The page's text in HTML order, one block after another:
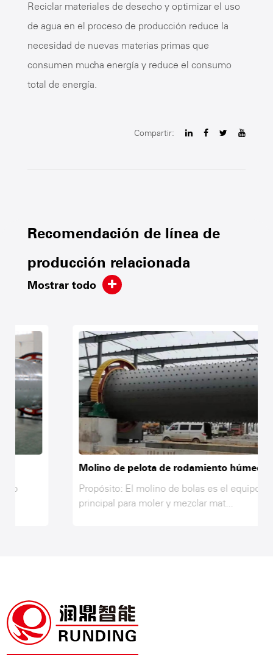
Reciclar materiales de desecho y optimizar el uso
de agua en el proceso de producción reduce la
necesidad de nuevas materias primas que
consumen mucha energía y reduce el consumo
total de energía.
Compartir:
Recomendación de línea de
producción relacionada
Mostrar todo
Molino de pelota de rodamiento húmedo
Propósito: El molino de bolas es el equipo
principal para moler y mezclar mat...